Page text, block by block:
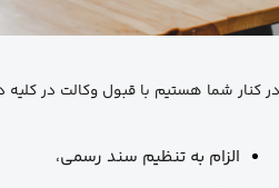
کنار شما هستیم با قبول وکالت در کلیه
الزام به تنظیم سند رسمی،